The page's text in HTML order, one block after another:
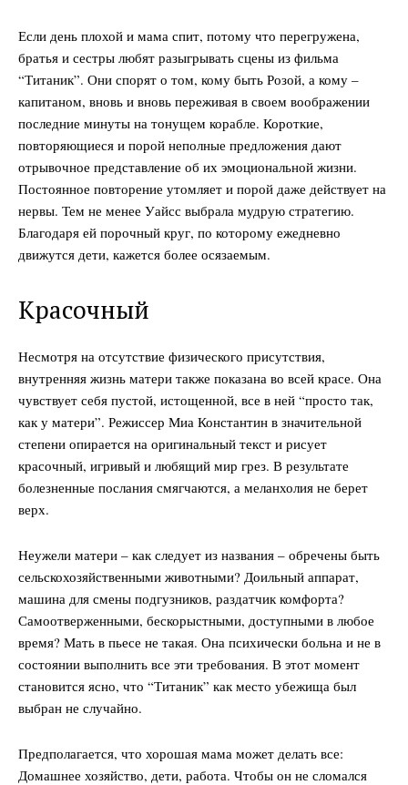
Если день плохой и мама спит, потому что перегружена,
братья и сестры любят разыгрывать сцены из фильма
“Титаник”. Они спорят о том, кому быть Розой, а кому –
капитаном, вновь и вновь переживая в своем воображении
последние минуты на тонущем корабле. Короткие,
повторяющиеся и порой неполные предложения дают
отрывочное представление об их эмоциональной жизни.
Постоянное повторение утомляет и порой даже действует на
нервы. Тем не менее Уайсс выбрала мудрую стратегию.
Благодаря ей порочный круг, по которому ежедневно
движутся дети, кажется более осязаемым.
Красочный
Несмотря на отсутствие физического присутствия,
внутренняя жизнь матери также показана во всей красе. Она
чувствует себя пустой, истощенной, все в ней “просто так,
как у матери”. Режиссер Миа Константин в значительной
степени опирается на оригинальный текст и рисует
красочный, игривый и любящий мир грез. В результате
болезненные послания смягчаются, а меланхолия не берет
верх.
Неужели матери – как следует из названия – обречены быть
сельскохозяйственными животными? Доильный аппарат,
машина для смены подгузников, раздатчик комфорта?
Самоотверженными, бескорыстными, доступными в любое
время? Мать в пьесе не такая. Она психически больна и не в
состоянии выполнить все эти требования. В этот момент
становится ясно, что “Титаник” как место убежища был
выбран не случайно.
Предполагается, что хорошая мама может делать все:
Домашнее хозяйство, дети, работа. Чтобы он не сломался